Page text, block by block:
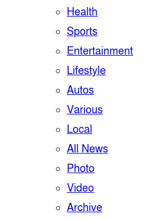
Health
Sports
Entertainment
Lifestyle
Autos
Various
Local
All News
Photo
Video
Archive